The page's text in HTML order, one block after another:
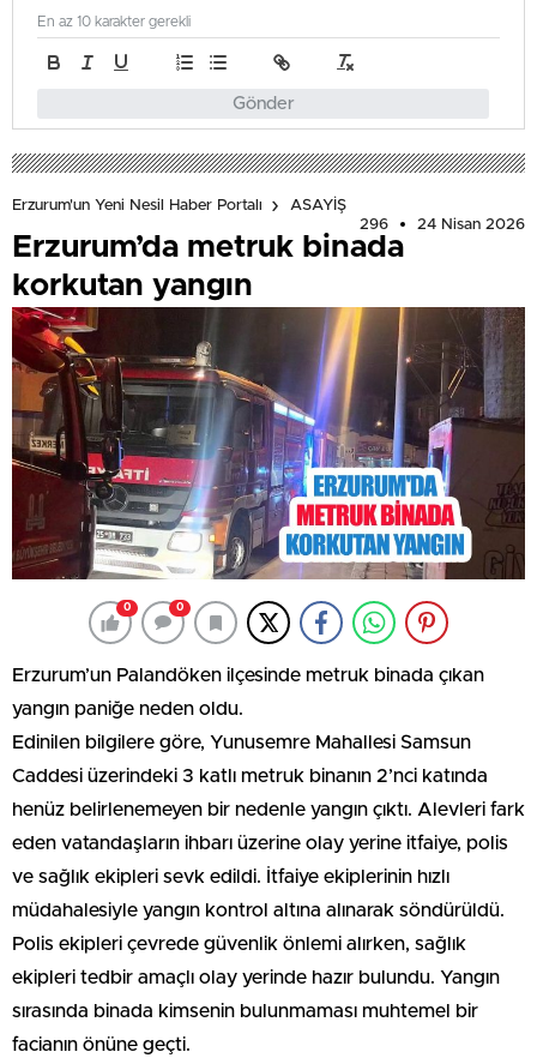
Gönder
En az 10 karakter gerekli
Erzurum'un Yeni Nesil Haber Portalı
ASAYİŞ
296
24 Nisan 2026
Erzurum’da metruk binada
korkutan yangın
0 0
Erzurum’un Palandöken ilçesinde metruk binada çıkan
yangın paniğe neden oldu.
Edinilen bilgilere göre, Yunusemre Mahallesi Samsun
Caddesi üzerindeki 3 katlı metruk binanın 2’nci katında
henüz belirlenemeyen bir nedenle yangın çıktı. Alevleri fark
eden vatandaşların ihbarı üzerine olay yerine itfaiye, polis
ve sağlık ekipleri sevk edildi. İtfaiye ekiplerinin hızlı
müdahalesiyle yangın kontrol altına alınarak söndürüldü.
Polis ekipleri çevrede güvenlik önlemi alırken, sağlık
ekipleri tedbir amaçlı olay yerinde hazır bulundu. Yangın
sırasında binada kimsenin bulunmaması muhtemel bir
facianın önüne geçti.